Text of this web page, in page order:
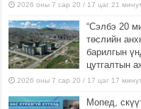
2026 оны 7 сар 20 / 17 цаг 21 минут
“Сэлбэ 20
төслийн
барилгын
цутгалтын
2026 оны 7 сар 20 / 17 цаг 17 минут
Мопед,